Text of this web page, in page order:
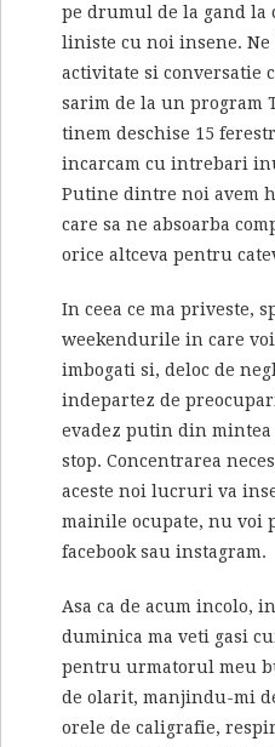
pe drumul de la gand la
liniste cu noi insene.
activitate si conversatie
sarim de la un program
tinem deschise 15
incarcam cu intrebari
Putine dintre noi avem
care sa ne absoarba
orice altceva pentru
In ceea ce ma priveste,
weekendurile in care
imbogati si, deloc de
indepartez de
evadez putin din
stop. Concentrarea
aceste noi lucruri va
mainile ocupate, nu voi
facebook sau instagram.
Asa ca de acum incolo,
duminica ma veti gasi
pentru urmatorul meu
de olarit, manjindu-mi
orele de caligrafie,